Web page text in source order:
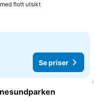
flott utsikt
Se priser
favoritter